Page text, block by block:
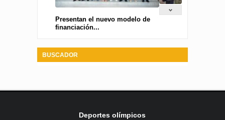
Presentan el nuevo modelo de
financiación...
BUSCADOR
Deportes olímpicos